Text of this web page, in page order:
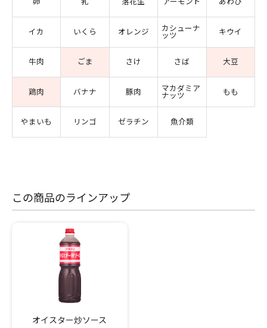
卵 乳 落花生 アーモンド あわび
イカ いくら オレンジ
カシューナ
ッツ
キウイ
牛肉 ごま さけ さば 大豆
鶏肉 バナナ 豚肉
マカダミア
ナッツ
もも
やまいも リンゴ ゼラチン 魚介類
この商品のラインアップ
オイスター炒ソース